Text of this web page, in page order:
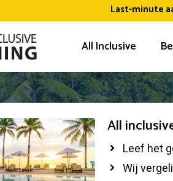
Last-minute
All Inclusive
All
Leef het
Wij